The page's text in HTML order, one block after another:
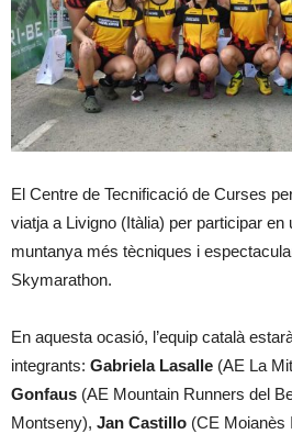
El Centre de Tecnificació de Curses
viatja a Livigno (Itàlia) per participar
muntanya més tècniques i
Skymarathon.
En aquesta ocasió, l’equip català
integrants: Gabriela Lasalle (AE La
Gonfaus (AE Mountain Runners del
Montseny), Jan Castillo (CE Moianès